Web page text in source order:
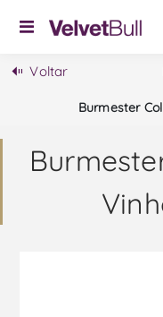
Voltar
Burmester